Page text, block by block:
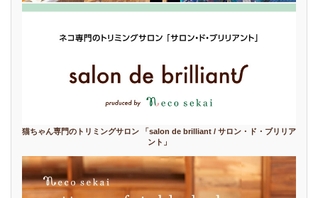
猫ちゃん専門のトリミングサロン 「salon de brilliant / サロン・ド・ブリリア
ント」